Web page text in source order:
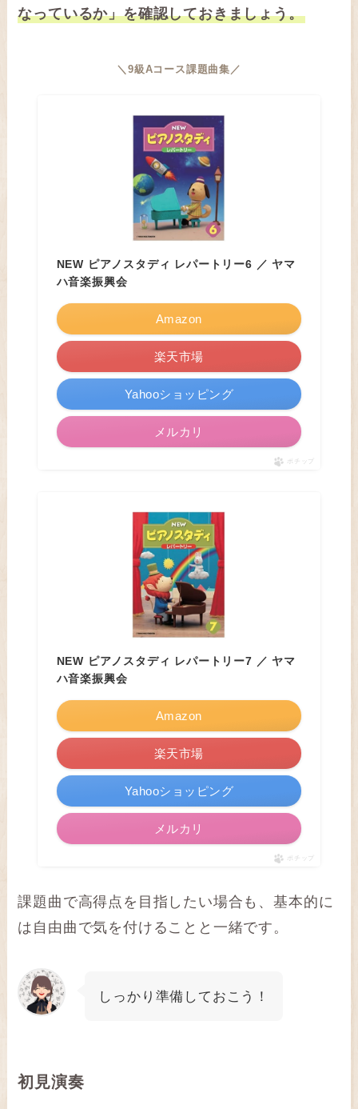
なっているか」を確認しておきましょう。
＼9級Aコース課題曲集／
NEW ピアノスタディ レパートリー6 ／ ヤマ
ハ音楽振興会
Amazon
楽天市場
Yahooショッピング
メルカリ
ポチップ
NEW ピアノスタディ レパートリー7 ／ ヤマ
ハ音楽振興会
Amazon
楽天市場
Yahooショッピング
メルカリ
ポチップ
課題曲で高得点を目指したい場合も、基本的に
は自由曲で気を付けることと一緒です。
しっかり準備しておこう！
初見演奏